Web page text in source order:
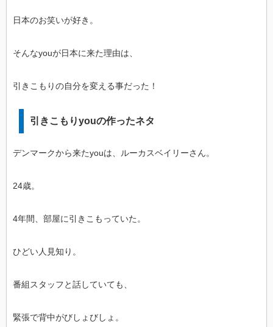
日本のお笑いが好き。
そんなyouが日本に来た理由は、
引きこもりの自分を変える事だった！
引きこもりyouの作ったネタ
デンマークから来たyouは、ルーカスベイリーさん。
24歳。
4年間、部屋に引きこもっていた。
ひどい人見知り。
番組スタッフと話していても、
緊張で背中がびしょびしょ。